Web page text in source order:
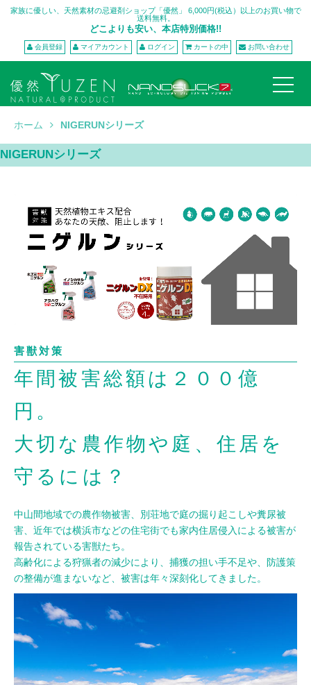
家族に優しい、天然素材の忌避剤ショップ「優然」 6,000円(税込）以上のお買い物で
送料無料。
どこよりも安い、本店特別価格!!
会員登録 マイアカウント ログイン カートの中 お問い合わせ
ホーム NIGERUNシリーズ
NIGERUNシリーズ
害獣対策
年間被害総額は２００億
円。
大切な農作物や庭、住居を
守るには？
中山間地域での農作物被害、別荘地で庭の掘り起こしや糞尿被
害、近年では横浜市などの住宅街でも家内住居侵入による被害が
報告されている害獣たち。
高齢化による狩猟者の減少により、捕獲の担い手不足や、防護策
の整備が進まないなど、被害は年々深刻化してきました。